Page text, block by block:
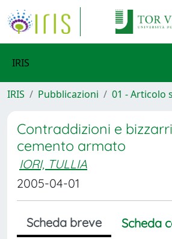
IRIS
IRIS Pubblicazioni 01 - Articolo
Contraddizioni e
cemento armato
IORI, TULLIA
2005-04-01
Scheda breve
Scheda